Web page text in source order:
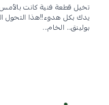
تخيل قطعة فنية كانت بالأمس
يدك بكل هدوء!!هذا التحول
بولينق… الخام...